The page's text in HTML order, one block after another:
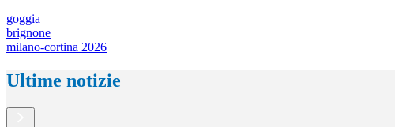
goggia
brignone
milano-cortina 2026
Ultime notizie